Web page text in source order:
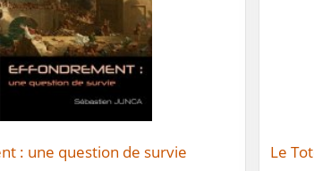
: une question de survie Le